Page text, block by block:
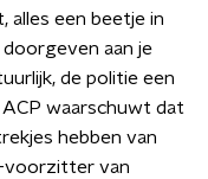
alles een beetje in
aan je
de politie een
waarschuwt dat
hebben van
voorzitter van